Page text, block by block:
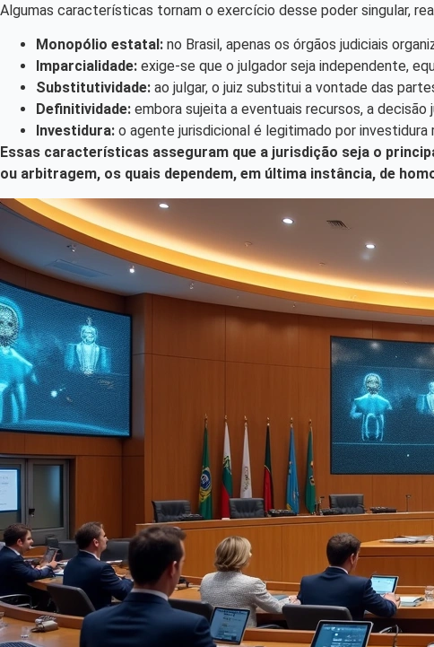
Algumas características tornam o exercício desse poder singular,
Monopólio estatal: no Brasil, apenas os órgãos judiciais
Imparcialidade: exige-se que o julgador seja independente,
Substitutividade: ao julgar, o juiz substitui a vontade das
Definitividade: embora sujeita a eventuais recursos, a
Investidura: o agente jurisdicional é legitimado por
Essas características asseguram que a jurisdição seja o
ou arbitragem, os quais dependem, em última instância, de